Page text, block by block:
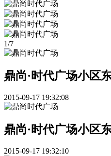
1/7
鼎尚·时代广场小区
2015-09-17 19:32:08
鼎尚·时代广场小区
2015-09-17 19:32:10